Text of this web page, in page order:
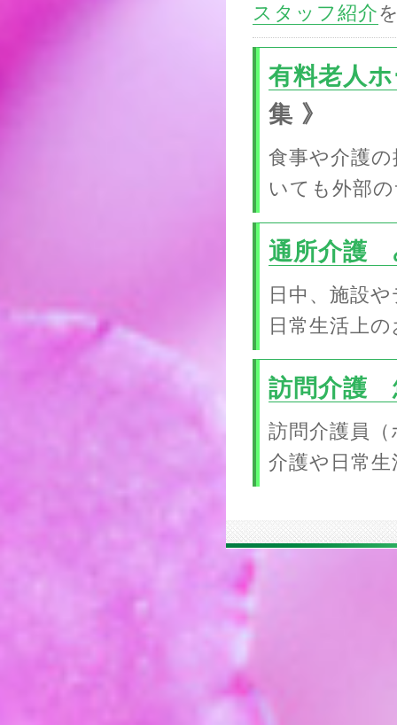
スタッフ紹介
有料老人
集 》
食事や介護
いても外部
通所介護
日中、施設
日常生活上
訪問介護
訪問介護員
介護や日常